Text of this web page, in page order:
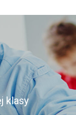
klasy